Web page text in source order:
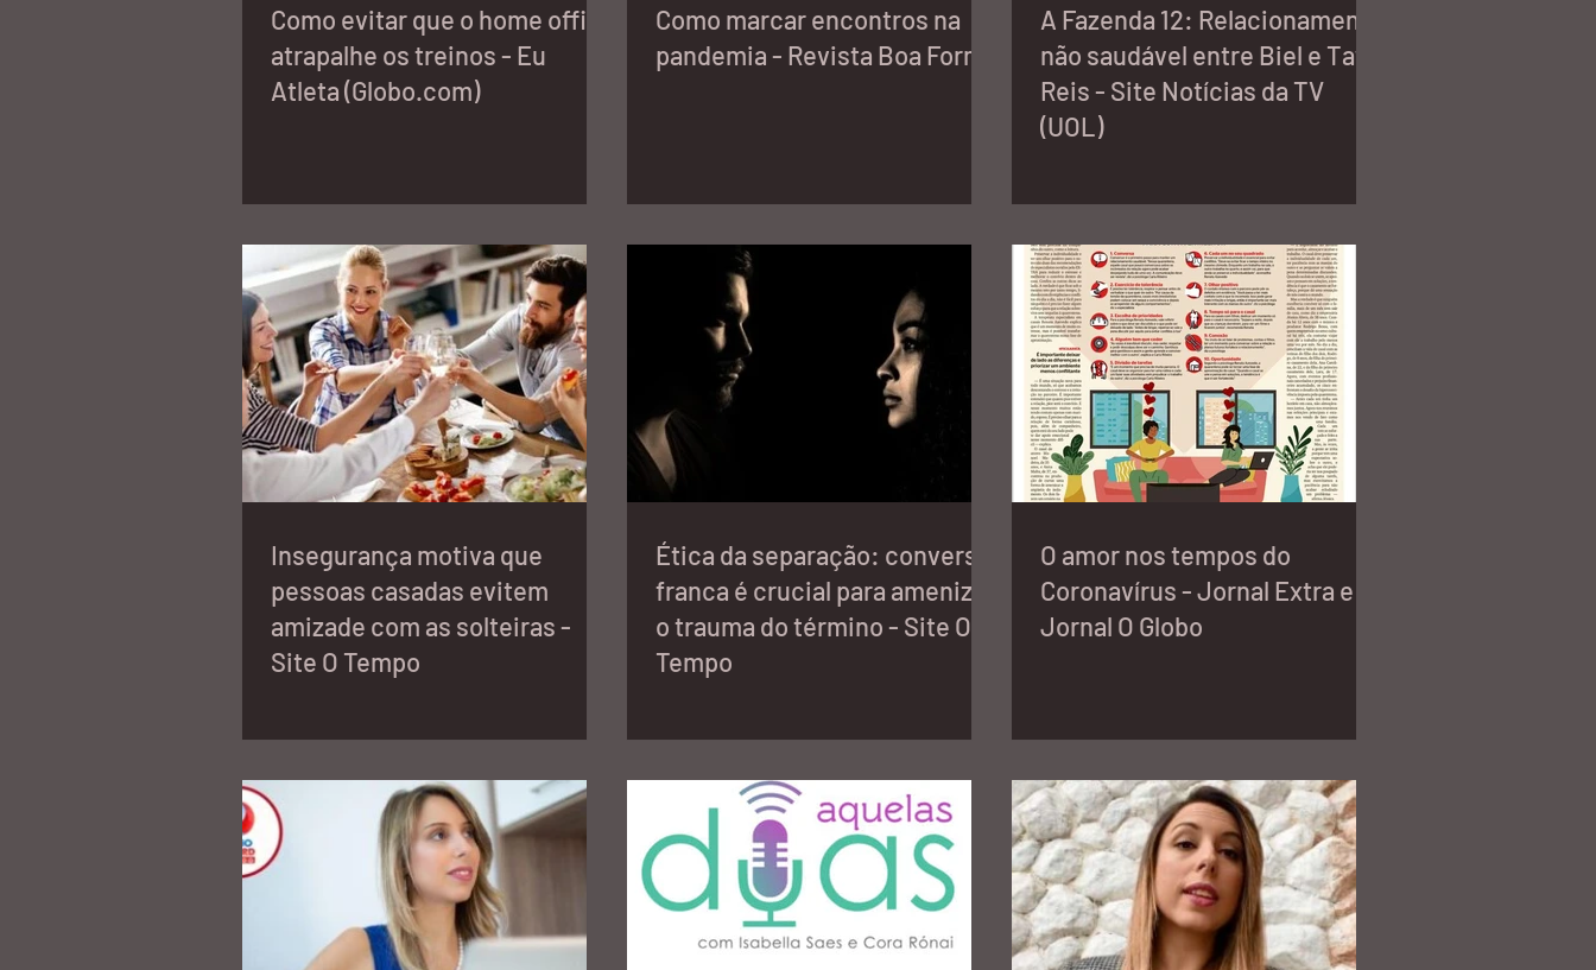
Como evitar que o home office
atrapalhe os treinos - Eu
Atleta (Globo.com)
Como marcar encontros na
pandemia - Revista Boa Forma
A Fazenda 12: Relacionamento
não saudável entre Biel e Tays
Reis - Site Notícias da TV
(UOL)
Insegurança motiva que
pessoas casadas evitem
amizade com as solteiras -
Site O Tempo
Ética da separação: conversa
franca é crucial para amenizar
o trauma do término - Site O
Tempo
O amor nos tempos do
Coronavírus - Jornal Extra e
Jornal O Globo